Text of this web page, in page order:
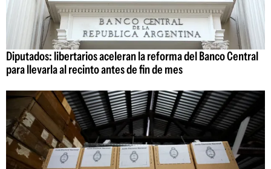
Diputados: libertarios aceleran la reforma del Banco Central
para llevarla al recinto antes de fin de mes